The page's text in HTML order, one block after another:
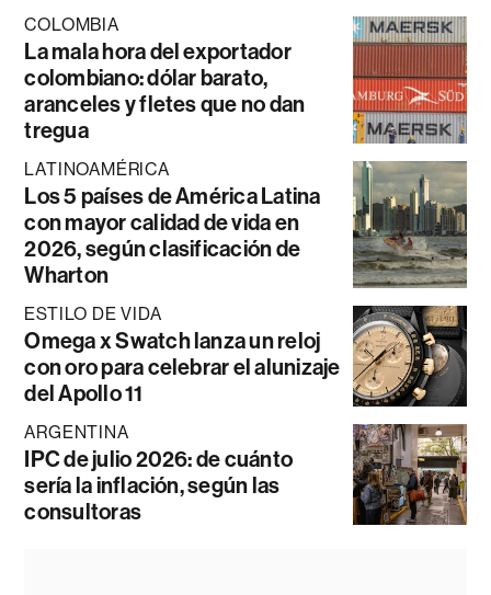
COLOMBIA
La mala hora del exportador
colombiano: dólar barato,
aranceles y fletes que no dan
tregua
LATINOAMÉRICA
Los 5 países de América Latina
con mayor calidad de vida en
2026, según clasificación de
Wharton
ESTILO DE VIDA
Omega x Swatch lanza un reloj
con oro para celebrar el alunizaje
del Apollo 11
ARGENTINA
IPC de julio 2026: de cuánto
sería la inflación, según las
consultoras